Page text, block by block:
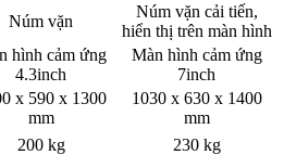
Núm vặn
Núm vặn cải tiến,
hiển thị trên màn hình
hình cảm ứng
4.3inch
Màn hình cảm ứng
7inch
x 590 x 1300
mm
1030 x 630 x 1400
mm
200 kg 230 kg